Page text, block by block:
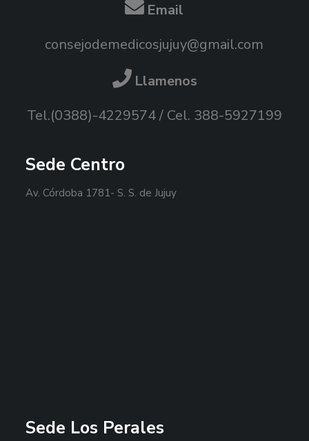
Email
consejodemedicosjujuy@gmail.com
Llamenos
Tel.(0388)-4229574 / Cel. 388-5927199
Sede Centro
Av. Córdoba 1781- S. S. de Jujuy
Sede Los Perales